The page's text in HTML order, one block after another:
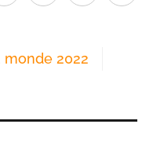
monde 2022